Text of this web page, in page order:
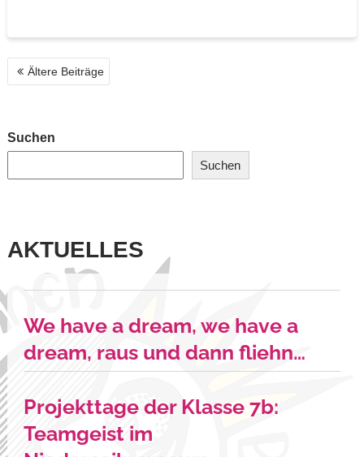
BEITRAGSNAVIGATION
Ältere Beiträge
Suchen
Suchen
AKTUELLES
We have a dream, we have a
dream, raus und dann fliehn…
Projekttage der Klasse 7b:
Teamgeist im